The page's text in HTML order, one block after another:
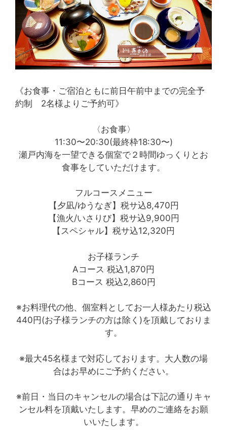
《お食事・ご宿泊ともに前日午前中までの完全予
約制 2名様よりご予約可》
〈お食事〉
11:30〜20:30(最終枠18:30〜)
瀬戸内海を一望できる個室で２時間ゆっくりとお
食事をしていただけます。
フルコースメニュー
【夕凪/ゆうなぎ】税サ込8,470円
【漁火/いさりび】税サ込9,900円
【スペシャル】税サ込12,320円
お子様ランチ
Aコース 税込1,870円
Bコース 税込2,860円
※お料理代の他、個室料としてお一人様あたり税込
440円(お子様ランチの方は除く)を頂戴しておりま
す。
※最大45名様まで対応しております。大人数の場
合はお早めにご予約ください。
※前日・当日のキャンセルの場合は下記の通りキャ
ンセル料を頂戴いたします。早めのご連絡をお願
いいたします。